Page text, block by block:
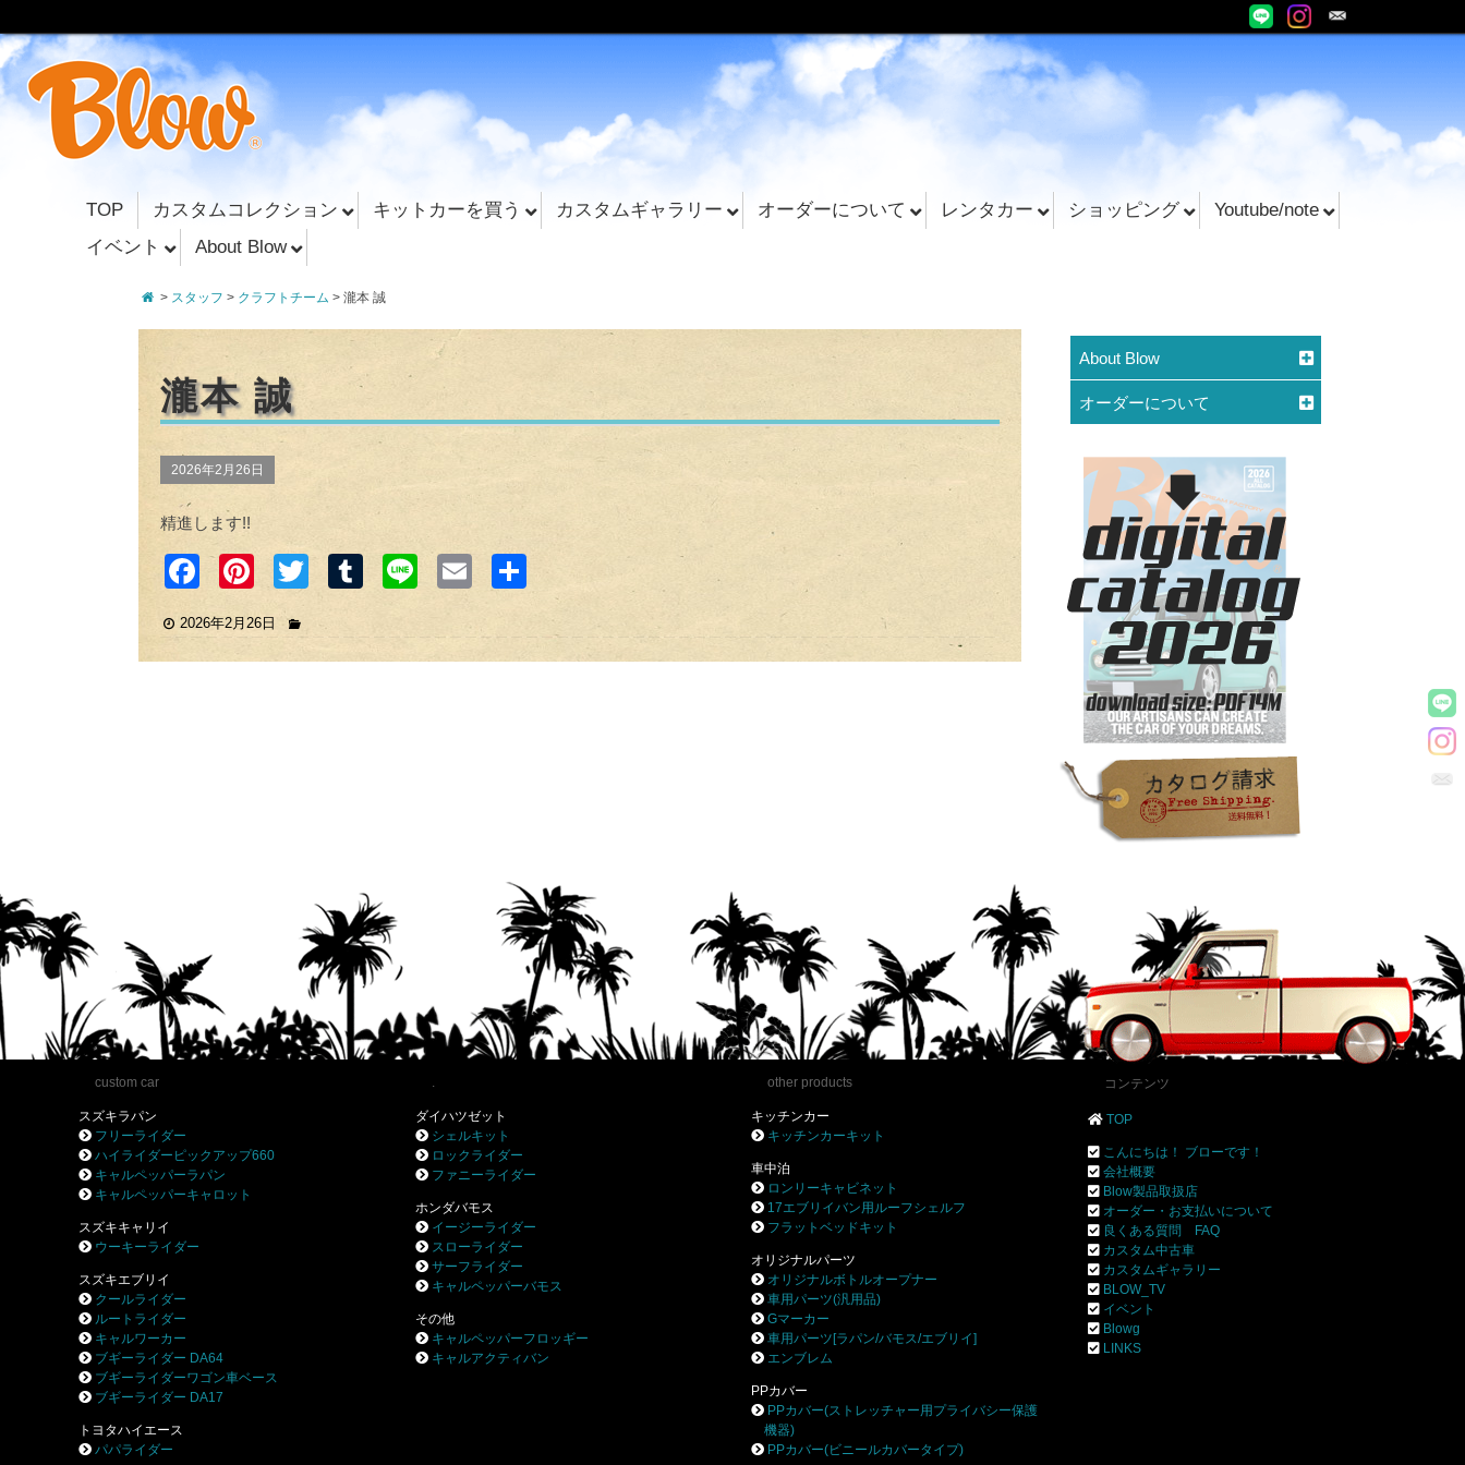
TOP カスタムコレクション キットカーを買う カスタムギャラリー オーダーについて レンタカー ショッピング
Youtube/note
イベント
About Blow
> スタッフ > クラフトチーム > 瀧本 誠
瀧本 誠
2026年2月26日
精進します!!
F
a
c
Pi
nt
er
T
tt
T
m
Li
e
E
ail
共
有
2026年2月26日
About Blow
オーダーについて
custom car
スズキラパン
フリーライダー
ハイライダーピックアップ660
キャルペッパーラパン
キャルペッパーキャロット
スズキキャリイ
ウーキーライダー
スズキエブリイ
クールライダー
ルートライダー
キャルワーカー
ブギーライダー DA64
ブギーライダーワゴン車ベース
ブギーライダー DA17
トヨタハイエース
パパライダー
.
ダイハツゼット
シェルキット
ロックライダー
ファニーライダー
ホンダバモス
イージーライダー
スローライダー
サーフライダー
キャルペッパーバモス
その他
キャルペッパーフロッギー
キャルアクティバン
other products
キッチンカー
キッチンカーキット
車中泊
ロンリーキャビネット
17エブリイバン用ルーフシェルフ
フラットベッドキット
オリジナルパーツ
オリジナルボトルオープナー
車用パーツ(汎用品)
Gマーカー
車用パーツ[ラパン/バモス/エブリイ]
エンブレム
PPカバー
PPカバー(ストレッチャー用プライバシー保護
機器)
PPカバー(ビニールカバータイプ)
コンテンツ
TOP
こんにちは！ ブローです！
会社概要
Blow製品取扱店
オーダー・お支払いについて
良くある質問 FAQ
カスタム中古車
カスタムギャラリー
BLOW_TV
イベント
Blowg
LINKS